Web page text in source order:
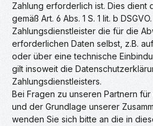
Zahlung erforderlich ist. Dies dient
gemäß Art. 6 Abs. 1 S. 1 lit. b
Zahlungsdienstleister die für die
erforderlichen Daten selbst, z.B.
oder über eine technische
gilt insoweit die
Zahlungsdienstleisters.
Bei Fragen zu unseren Partnern
und der Grundlage unserer
wenden Sie sich bitte an die in